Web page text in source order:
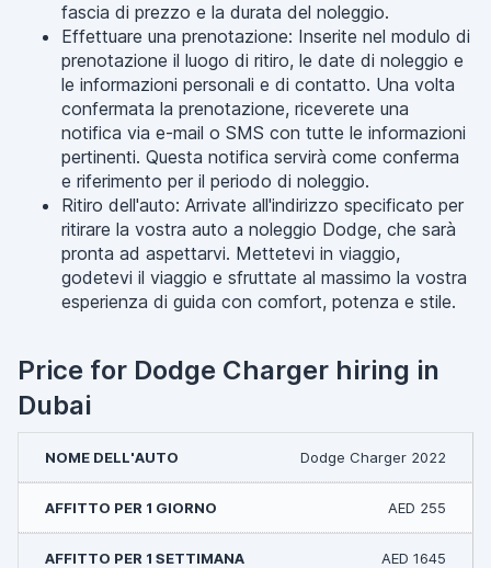
fascia di prezzo e la durata del noleggio.
Effettuare una prenotazione: Inserite nel modulo di
prenotazione il luogo di ritiro, le date di noleggio e
le informazioni personali e di contatto. Una volta
confermata la prenotazione, riceverete una
notifica via e-mail o SMS con tutte le informazioni
pertinenti. Questa notifica servirà come conferma
e riferimento per il periodo di noleggio.
Ritiro dell'auto: Arrivate all'indirizzo specificato per
ritirare la vostra auto a noleggio Dodge, che sarà
pronta ad aspettarvi. Mettetevi in viaggio,
godetevi il viaggio e sfruttate al massimo la vostra
esperienza di guida con comfort, potenza e stile.
Price for Dodge Charger hiring in
Dubai
Dodge Charger 2022
AED 255
AED 1645